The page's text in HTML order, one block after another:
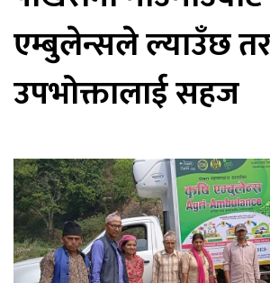
एम्बुलेन्सले ल्याउँछ
उपभोक्तालाई सहज